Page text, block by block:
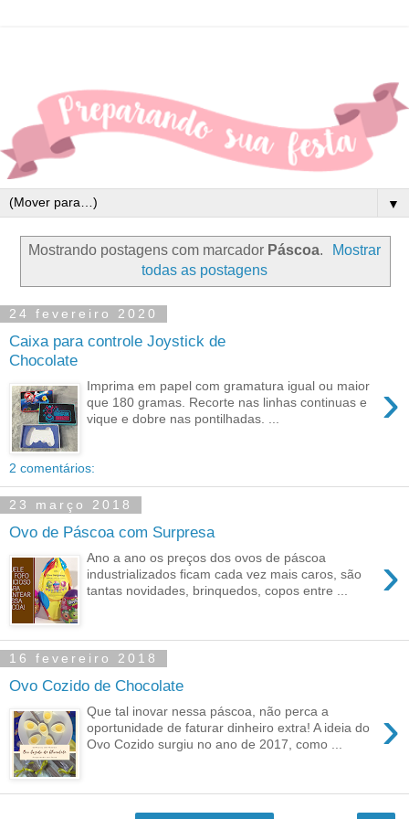
▼
Mostrando postagens com marcador Páscoa.
Mostrar
todas as postagens
24 fevereiro 2020
Caixa para controle Joystick de
Chocolate
›
Imprima em papel com gramatura igual ou maior
que 180 gramas. Recorte nas linhas continuas e
vique e dobre nas pontilhadas. ...
2 comentários:
23 março 2018
Ovo de Páscoa com Surpresa
›
Ano a ano os preços dos ovos de páscoa
industrializados ficam cada vez mais caros, são
tantas novidades, brinquedos, copos entre ...
16 fevereiro 2018
Ovo Cozido de Chocolate
›
Que tal inovar nessa páscoa, não perca a
oportunidade de faturar dinheiro extra! A ideia do
Ovo Cozido surgiu no ano de 2017, como ...